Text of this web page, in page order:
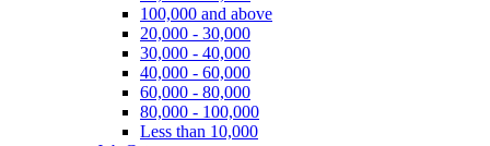
100,000 and above
20,000 - 30,000
30,000 - 40,000
40,000 - 60,000
60,000 - 80,000
80,000 - 100,000
Less than 10,000